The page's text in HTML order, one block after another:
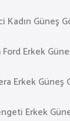
Kadın Güneş
Erkek
Erkek Güneş
Erkek